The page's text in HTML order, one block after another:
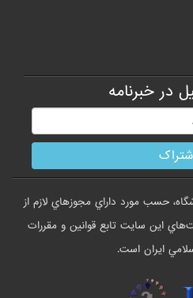
در خبرنامه
حسب مورد داراي مجوزهاي لازم از
اين سايت تابع قوانين و مقررات
ايران است.